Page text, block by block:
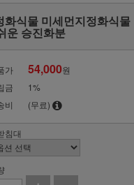
식물 미세먼지정화식물
운 승진화분
가 54,000원
금
1%
비
(무료)
침대